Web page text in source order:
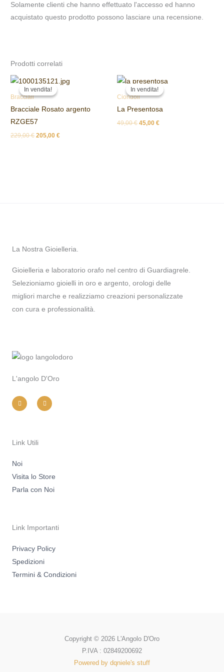
Solamente clienti che hanno effettuato l'accesso ed hanno
acquistato questo prodotto possono lasciare una recensione.
Prodotti correlati
In vendita!
In vendita!
Bracciali
Bracciale Rosato argento
RZGE57
229,00€
Il
prezzo
originale
229,00 €.
205,00€
Il
prezzo
205,00 €.
In vendita!
In vendita!
Ciondoli
La Presentosa
49,00€
prezzo
originale
49,00 €.
45,00 €
attuale
45,00 €.
La Nostra Gioielleria.
Gioielleria e laboratorio orafo nel centro di Guardiagrele.
Selezioniamo gioielli in oro e argento, orologi delle
migliori marche e realizziamo creazioni personalizzate
con cura e professionalità.
L'angolo D'Oro
n
s
t
m
a
c
e
Link Utili
Noi
Visita lo Store
Parla con Noi
Link Importanti
Privacy Policy
Spedizioni
Termini & Condizioni
Copyright © 2026 L'Angolo D'Oro
P.IVA : 02849200692
Powered by dqniele's stuff